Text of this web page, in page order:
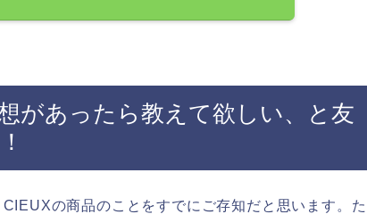
があったら教えて欲しい、と友
の商品のことをすでにご存知だと思います。た